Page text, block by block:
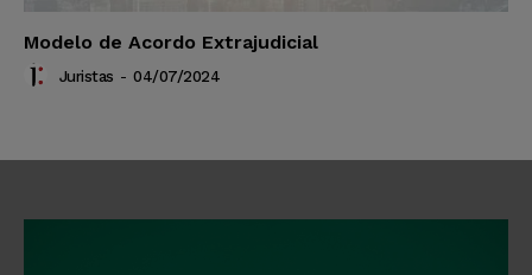
Modelo de Acordo Extrajudicial
Juristas - 04/07/2024